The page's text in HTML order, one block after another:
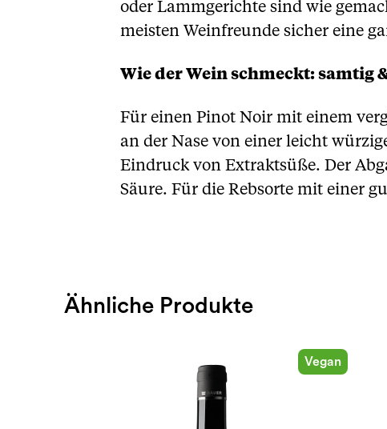
oder Lammgerichte sind wie
meisten Weinfreunde sicher eine
Wie der Wein schmeckt: samtig
Für einen Pinot Noir mit einem
an der Nase von einer leicht
Eindruck von Extraktsüße. Der
Säure. Für die Rebsorte mit einer
Ähnliche Produkte
Vegan